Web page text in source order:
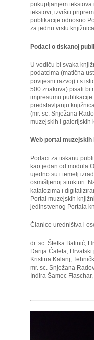
prikupljanjem
tekstovi, izvršiti
publikacije odnosno
za jednu vrstu
Podaci o tiskanoj
U vodiču bi svaka
podatcima (matična
povijesni razvoj) i s
500 znakova) pisali bi
impresumu
predstavljanju
(mr. sc. Snježana
muzejskih i galerijskih
Web portal muzejskih
Podaci za tiskanu
kao jedan od modula
ujedno su i temelj
osmišljenoj strukturi.
katalozima i
Portal muzejskih
jedinstvenog Portala
Članice uredništva i
dr. sc. Štefka Batinić,
Darija Ćaleta,
Kristina Kalanj,
mr. sc. Snježana
Indira Šamec